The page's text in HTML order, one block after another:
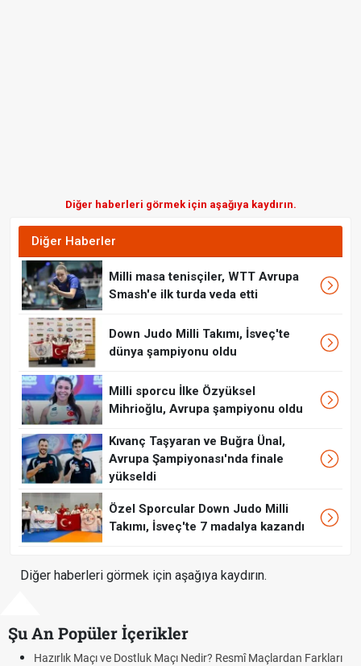
Diğer haberleri görmek için aşağıya kaydırın.
Diğer Haberler
Milli masa tenisçiler, WTT Avrupa
Smash'e ilk turda veda etti
Down Judo Milli Takımı, İsveç'te
dünya şampiyonu oldu
Milli sporcu İlke Özyüksel
Mihrioğlu, Avrupa şampiyonu oldu
Kıvanç Taşyaran ve Buğra Ünal,
Avrupa Şampiyonası'nda finale
yükseldi
Özel Sporcular Down Judo Milli
Takımı, İsveç'te 7 madalya kazandı
Diğer haberleri görmek için aşağıya kaydırın.
Şu An Popüler İçerikler
Maçlardan Farkları
Puan Durumunda AG, OM ve Diğer